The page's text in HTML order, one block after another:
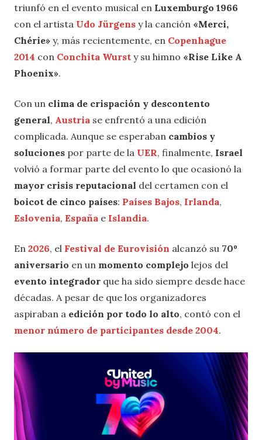
triunfó en el evento musical en Luxemburgo 1966
con el artista Udo Jürgens y la canción «Merci,
Chérie» y, más recientemente, en Copenhague
2014 con Conchita Wurst y su himno «Rise Like A
Phoenix».
Con un clima de crispación y descontento
general, Austria se enfrentó a una edición
complicada. Aunque se esperaban cambios y
soluciones por parte de la UER, finalmente, Israel
volvió a formar parte del evento lo que ocasionó la
mayor crisis reputacional del certamen con el
boicot de cinco países: Países Bajos, Irlanda,
Eslovenia, España e Islandia.
En 2026, el Festival de Eurovisión alcanzó su 70º
aniversario en un momento complejo lejos del
evento integrador que ha sido siempre desde hace
décadas. A pesar de que los organizadores
aspiraban a edición por todo lo alto, contó con el
menor número de participantes desde 2004.